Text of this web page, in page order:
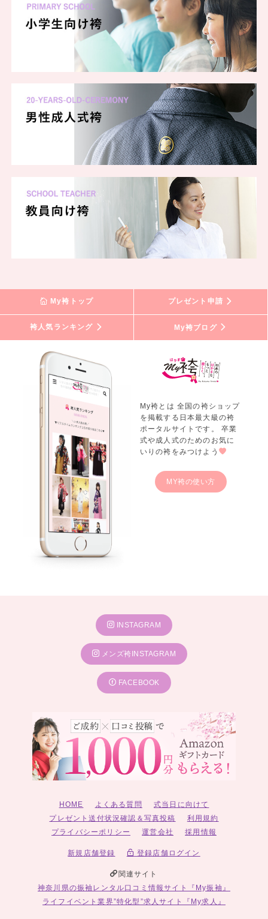
My袴トップ プレゼント申請
袴人気ランキング My袴ブログ
My袴とは 全国の袴ショップ
を掲載する日本最大級の袴
ポータルサイトです。 卒業
式や成人式のためのお気に
いりの袴をみつけよう
MY袴の使い方
INSTAGRAM
メンズ袴INSTAGRAM
FACEBOOK
HOME よくある質問
式当日に向けて
プレゼント送付状況確認＆写真投稿
利用規約
プライバシーポリシー
運営会社 採用情報
新規店舗登録 登録店舗ログイン
関連サイト
神奈川県の振袖レンタル口コミ情報サイト『My振袖』
ライフイベント業界”特化型”求人サイト『My求人』